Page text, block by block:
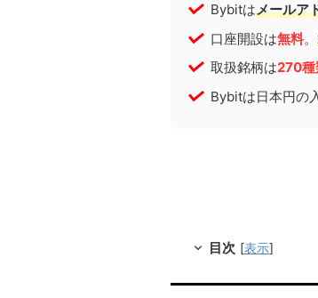
Bybitはメールア
口座開設は無料。
取扱銘柄は270種
Bybitは日本円の
目次 [表示]